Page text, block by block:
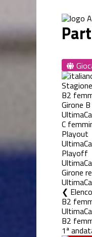
B2
Girone B
Ultima
C
Playout
Ultima
Playoff
Ultima
Girone
Ultima
B2
Ultima
B2
1ª